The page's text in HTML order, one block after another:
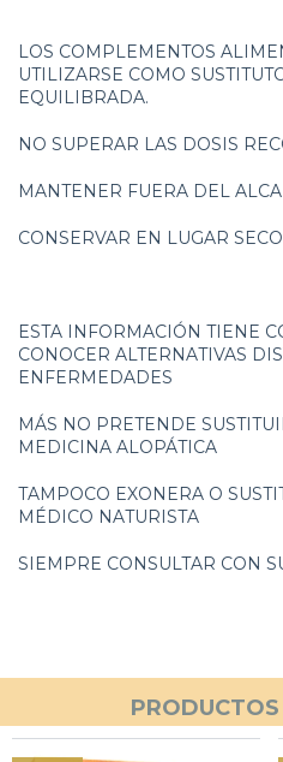
LOS COMPLEMENTOS
UTILIZARSE COMO
EQUILIBRADA.
NO SUPERAR LAS DOSIS
MANTENER FUERA DEL
CONSERVAR EN LUGAR
ESTA INFORMACIÓN TIENE
CONOCER ALTERNATIVAS
ENFERMEDADES
MÁS NO PRETENDE
MEDICINA ALOPÁTICA
TAMPOCO EXONERA O
MÉDICO NATURISTA
SIEMPRE CONSULTAR CON